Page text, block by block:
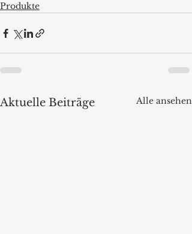
Produkte
Aktuelle Beiträge Alle ansehen